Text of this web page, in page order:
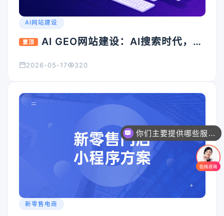
AI网站建设
置顶
AI GEO网站建设：AI搜索时代，企
2026-05-17 320
新零售电商
你们主要提供哪些服务？可以根据需求定制吗？